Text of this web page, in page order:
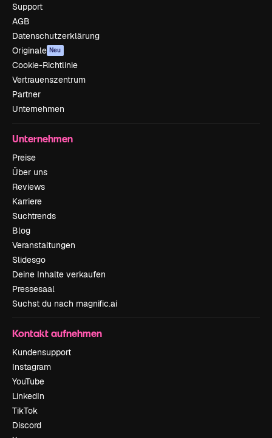
Support
AGB
Datenschutzerklärung
Originale Neu
Cookie-Richtlinie
Vertrauenszentrum
Partner
Unternehmen
Unternehmen
Preise
Über uns
Reviews
Karriere
Suchtrends
Blog
Veranstaltungen
Slidesgo
Deine Inhalte verkaufen
Pressesaal
Suchst du nach magnific.ai
Kontakt aufnehmen
Kundensupport
Instagram
YouTube
LinkedIn
TikTok
Discord